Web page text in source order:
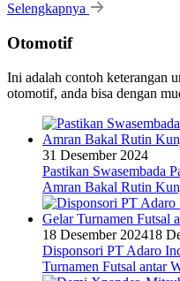
Selengkapnya
Otomotif
Ini adalah contoh keterangan
otomotif, anda bisa dengan
31 Desember 2024
Pastikan Swasembada
Amran Bakal Rutin
18 Desember 202418
Disponsori PT Adaro
Turnamen Futsal antar